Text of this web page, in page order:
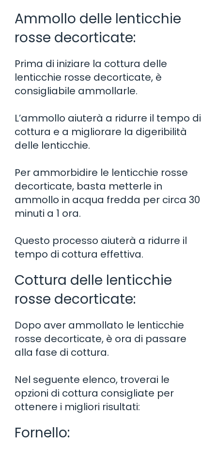
Ammollo delle lenticchie
rosse decorticate:
Prima di iniziare la cottura delle
lenticchie rosse decorticate, è
consigliabile ammollarle.
L’ammollo aiuterà a ridurre il tempo di
cottura e a migliorare la digeribilità
delle lenticchie.
Per ammorbidire le lenticchie rosse
decorticate, basta metterle in
ammollo in acqua fredda per circa 30
minuti a 1 ora.
Questo processo aiuterà a ridurre il
tempo di cottura effettiva.
Cottura delle lenticchie
rosse decorticate:
Dopo aver ammollato le lenticchie
rosse decorticate, è ora di passare
alla fase di cottura.
Nel seguente elenco, troverai le
opzioni di cottura consigliate per
ottenere i migliori risultati:
Fornello: